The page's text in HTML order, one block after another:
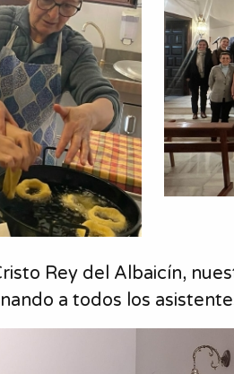
Rey del Albaicín,
a todos los